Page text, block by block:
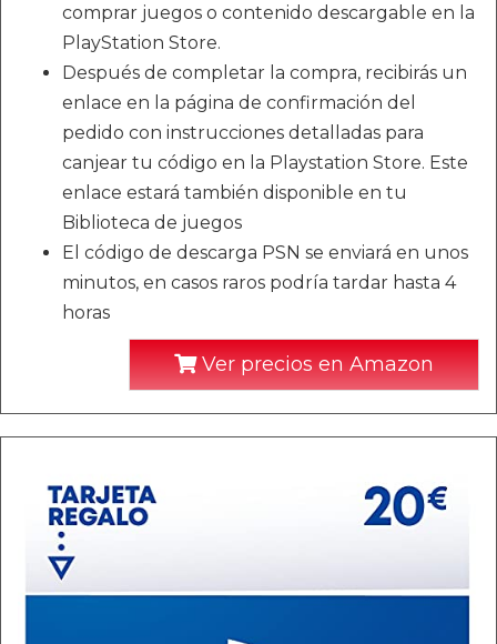
comprar juegos o contenido descargable en la
PlayStation Store.
Después de completar la compra, recibirás un
enlace en la página de confirmación del
pedido con instrucciones detalladas para
canjear tu código en la Playstation Store. Este
enlace estará también disponible en tu
Biblioteca de juegos
El código de descarga PSN se enviará en unos
minutos, en casos raros podría tardar hasta 4
horas
Ver precios en Amazon